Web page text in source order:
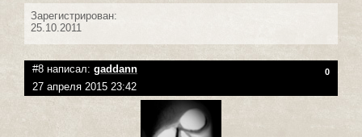
Зарегистрирован:
25.10.2011
#8 написал: gaddann 0
27 апреля 2015 23:42